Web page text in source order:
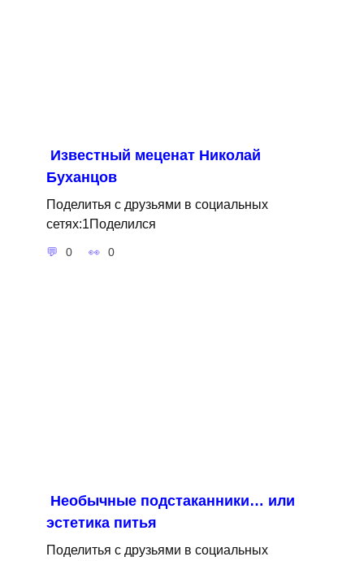
Известный меценат Николай
Буханцов
Поделитья с друзьями в социальных
сетях:1Поделился
0 0
Необычные подстаканники… или
эстетика питья
Поделитья с друзьями в социальных